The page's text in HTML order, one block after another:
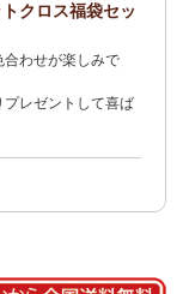
デザイン～
ニッポンの技×ア
クロス福袋セッ
わせが楽しみで
レゼントして喜ば
軽くて丈夫なので